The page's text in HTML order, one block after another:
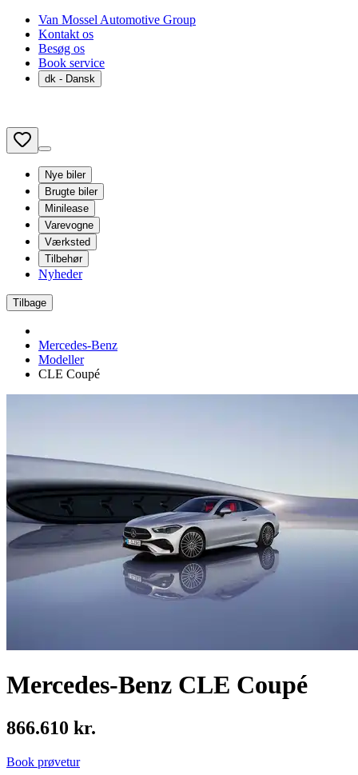
Van Mossel Automotive Group
Kontakt os
Besøg os
Book service
dk - Dansk
Nye biler
Brugte biler
Minilease
Varevogne
Værksted
Tilbehør
Nyheder
Tilbage
Mercedes-Benz
Modeller
CLE Coupé
Mercedes-Benz CLE Coupé
866.610 kr.
Book prøvetur